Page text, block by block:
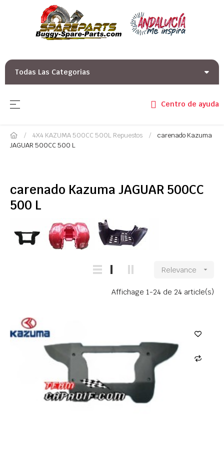
Todas Las Categorias
Navegación de palanca
☰ Centro de ayuda
4X4 KAZUMA 500CC 500L Repuestos
carenado Kazuma
JAGUAR 500CC 500 L
carenado Kazuma JAGUAR 500CC
500 L
Relevance 
Affichage 1-24 de 24 article(s)